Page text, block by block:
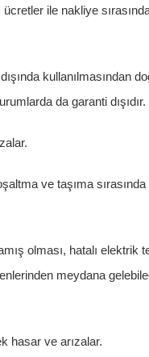
ile nakliye
kullanılmasından
da garanti dışıdır.
ve taşıma
olması, hatalı elektrik
meydana
hasar ve arızalar.